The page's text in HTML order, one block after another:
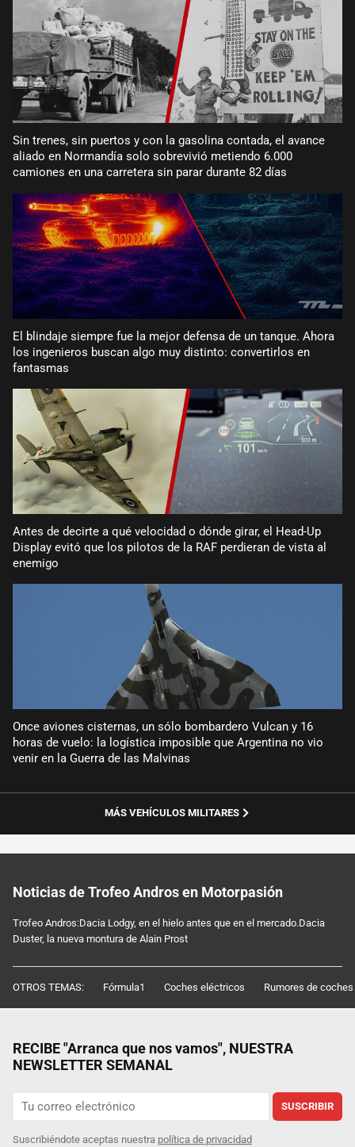
Sin trenes, sin puertos y con la gasolina contada, el avance
aliado en Normandía solo sobrevivió metiendo 6.000
camiones en una carretera sin parar durante 82 días
El blindaje siempre fue la mejor defensa de un tanque. Ahora
los ingenieros buscan algo muy distinto: convertirlos en
fantasmas
Antes de decirte a qué velocidad o dónde girar, el Head-Up
Display evitó que los pilotos de la RAF perdieran de vista al
enemigo
Once aviones cisternas, un sólo bombardero Vulcan y 16
horas de vuelo: la logística imposible que Argentina no vio
venir en la Guerra de las Malvinas
MÁS VEHÍCULOS MILITARES
Noticias de Trofeo Andros en Motorpasión
Trofeo Andros:Dacia Lodgy, en el hielo antes que en el mercado.Dacia
Duster, la nueva montura de Alain Prost
OTROS TEMAS: Fórmula1 Coches eléctricos Rumores de coches
RECIBE "Arranca que nos vamos", NUESTRA
NEWSLETTER SEMANAL
SUSCRIBIR
Suscribiéndote aceptas nuestra política de privacidad